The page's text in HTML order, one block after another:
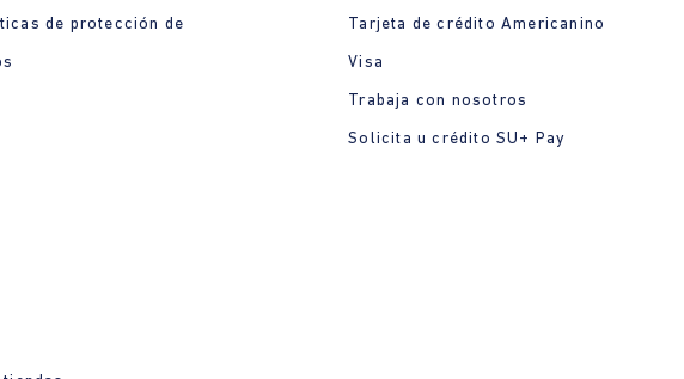
de protección de Tarjeta de crédito Americanino
Visa
Trabaja con nosotros
Solicita u crédito SU+ Pay